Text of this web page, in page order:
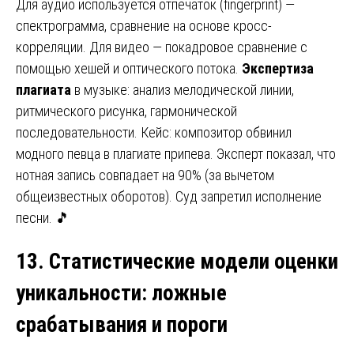
Для аудио используется отпечаток (fingerprint) —
спектрограмма, сравнение на основе кросс-
корреляции. Для видео — покадровое сравнение с
помощью хешей и оптического потока. Экспертиза
плагиата в музыке: анализ мелодической линии,
ритмического рисунка, гармонической
последовательности. Кейс: композитор обвинил
модного певца в плагиате припева. Эксперт показал, что
нотная запись совпадает на 90% (за вычетом
общеизвестных оборотов). Суд запретил исполнение
песни. 🎵
13. Статистические модели оценки
уникальности: ложные
срабатывания и пороги